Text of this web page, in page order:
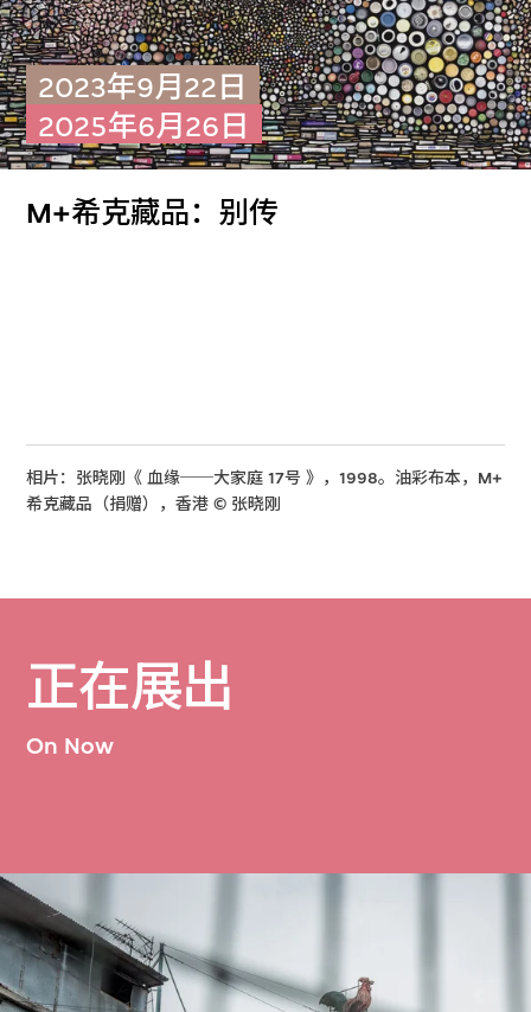
2023年9月22日
2025年6月26日
M+希克藏品：别传
相片：张晓刚《 血缘──大家庭 17号 》，1998。油彩布本，M+
希克藏品（捐赠），香港 © 张晓刚
正在展出
On Now